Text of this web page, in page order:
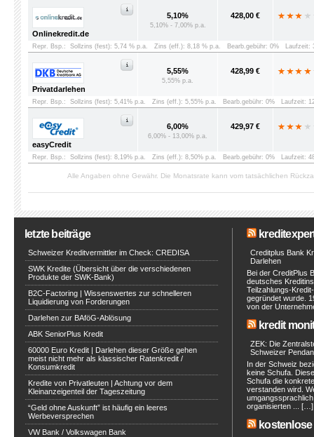
Onlinekredit.de
5,10%
5,10% - 7,00% p.a.
428,00 €
Repr. Bsp.: Sollzins (fest): 5,74 % p.a. Zins (eff.): 8,18 % p.a. Bearb.gebühr: 0% Laufzeit:
Privatdarlehen
5,55%
5,55% p.a.
428,99 €
Repr. Bsp.: Sollzins (fest): 5,41% p.a. Zins (eff.): 5,55% p.a. Bearb.gebühr: 0% Laufzeit:
easyCredit
6,00%
6,00% - 13,00% p.a.
429,97 €
Repr. Bsp.: Sollzins (fest): 8,19% p.a. Zins (eff.): 8,50% p.a. Bearb.gebühr: 0% Laufzeit:
Alle Angaben ohne Gewähr. Die Monatsrate kann vom tatsächlichen
letzte beiträge
Schweizer Kreditvermittler im Check: CREDISA
SWK Kredite (Übersicht über die verschiedenen
Produkte der SWK-Bank)
B2C-Factoring | Wissenswertes zur schnelleren
Liquidierung von Forderungen
Darlehen zur BAföG-Ablösung
ABK SeniorPlus Kredit
60000 Euro Kredit | Darlehen dieser Größe gehen
meist nicht mehr als klassischer Ratenkredit /
Konsumkredit
Kredite von Privatleuten | Achtung vor dem
Kleinanzeigenteil der Tageszeitung
“Geld ohne Auskunft” ist häufig ein leeres
Werbeversprechen
VW Bank / Volkswagen Bank
Creditplus Bank
Darlehen
Bei der CreditPlus
deutsches
Teilzahlungs-
gegründet wurde.
von der
kredit
ZEK: Die
Schweizer
In der Schweiz
keine Schufa.
Schufa die
verstanden wird.
organisierten ... […]